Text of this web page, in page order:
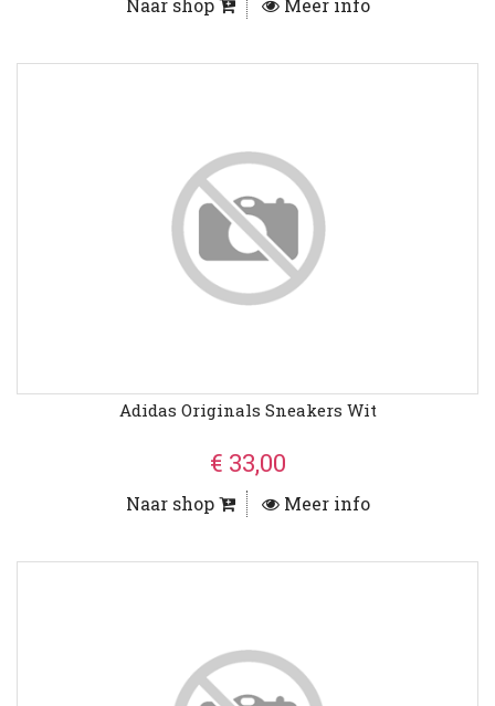
Naar shop Meer info
Adidas Originals Sneakers Wit
€ 33,00
Naar shop Meer info